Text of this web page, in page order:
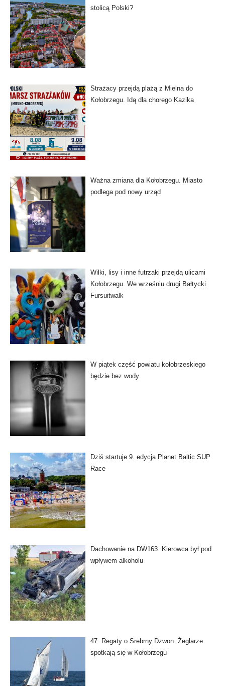
stolicą Polski?
Strażacy przejdą plażą z Mielna do
Kołobrzegu. Idą dla chorego Kazika
Ważna zmiana dla Kołobrzegu. Miasto
podlega pod nowy urząd
Wilki, lisy i inne futrzaki przejdą ulicami
Kołobrzegu. We wrześniu drugi Bałtycki
Fursuitwalk
W piątek część powiatu kołobrzeskiego
będzie bez wody
Dziś startuje 9. edycja Planet Baltic SUP
Race
Dachowanie na DW163. Kierowca był pod
wpływem alkoholu
47. Regaty o Srebrny Dzwon. Żeglarze
spotkają się w Kołobrzegu